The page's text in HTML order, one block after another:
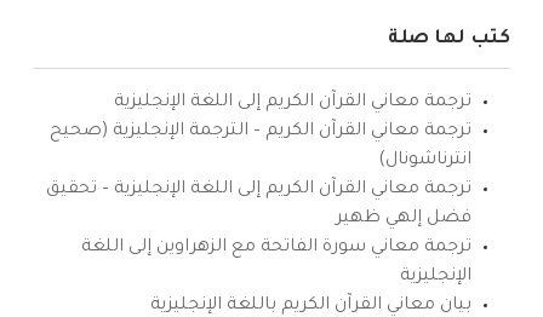
كتب لها صلة
ترجمة معاني القرآن الكريم إلى اللغة الإنجليزية
ترجمة معاني القرآن الكريم – الترجمة الإنجليزية (صحيح
انترناشونال)
ترجمة معاني القرآن الكريم إلى اللغة الإنجليزية – تحقيق
فضل إلهي ظهير
ترجمة معاني سورة الفاتحة مع الزهراوين إلى اللغة
الإنجليزية
بيان معاني القرآن الكريم باللغة الإنجليزية